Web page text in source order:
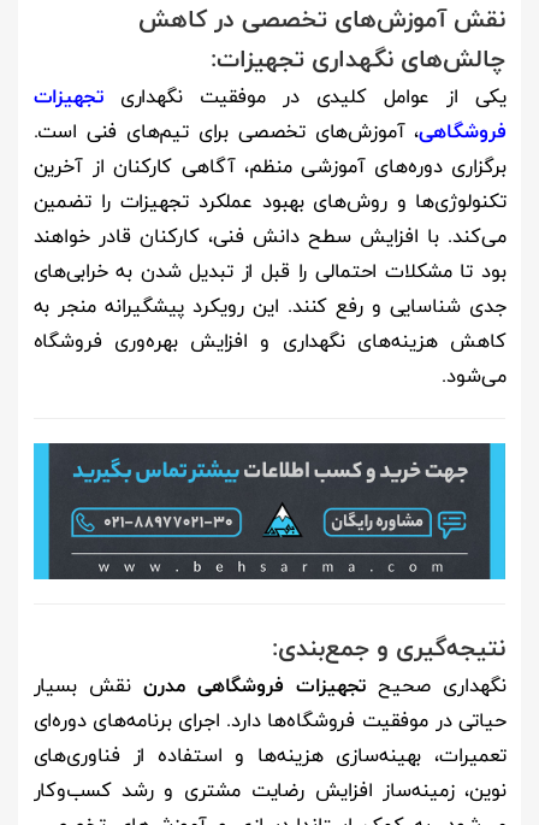
نقش آموزش‌های تخصصی در کاهش
چالش‌های نگهداری تجهیزات:
یکی از عوامل کلیدی در موفقیت نگهداریتجهیزات
فروشگاهی، آموزش‌های تخصصی برای تیم‌های فنی است.
برگزاری دوره‌های آموزشی منظم، آگاهی کارکنان از آخرین
تکنولوژی‌ها و روش‌های بهبود عملکرد تجهیزات را تضمین
می‌کند. با افزایش سطح دانش فنی، کارکنان قادر خواهند
بود تا مشکلات احتمالی را قبل از تبدیل شدن به خرابی‌های
جدی شناسایی و رفع کنند. این رویکرد پیشگیرانه منجر به
کاهش هزینه‌های نگهداری و افزایش بهره‌وری فروشگاه
می‌شود.
نتیجه‌گیری و جمع‌بندی:
نگهداری صحیح تجهیزات فروشگاهی مدرن نقش بسیار
حیاتی در موفقیت فروشگاه‌ها دارد. اجرای برنامه‌های دوره‌ای
تعمیرات، بهینه‌سازی هزینه‌ها و استفاده از فناوری‌های
نوین، زمینه‌ساز افزایش رضایت مشتری و رشد کسب‌وکار